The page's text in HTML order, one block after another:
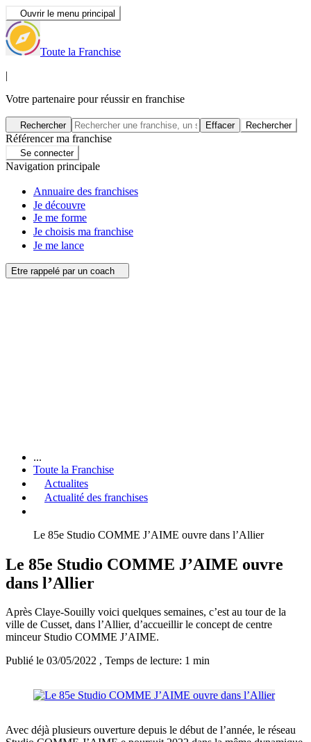
Ouvrir le menu principal
Toute la Franchise
|
Votre partenaire pour réussir en franchise
Rechercher Effacer Rechercher
Référencer ma franchise
Se connecter
Navigation principale
Annuaire des franchises
Je découvre
Je me forme
Je choisis ma franchise
Je me lance
Etre rappelé par un coach
...
Toute la Franchise
Actualites
Actualité des franchises
Le 85e Studio COMME J’AIME ouvre dans l’Allier
Le 85e Studio COMME J’AIME ouvre
dans l’Allier
Après Claye-Souilly voici quelques semaines, c’est au tour de la
ville de Cusset, dans l’Allier, d’accueillir le concept de centre
minceur Studio COMME J’AIME.
Publié le 03/05/2022 , Temps de lecture: 1 min
Avec déjà plusieurs ouverture depuis le début de l’année, le réseau